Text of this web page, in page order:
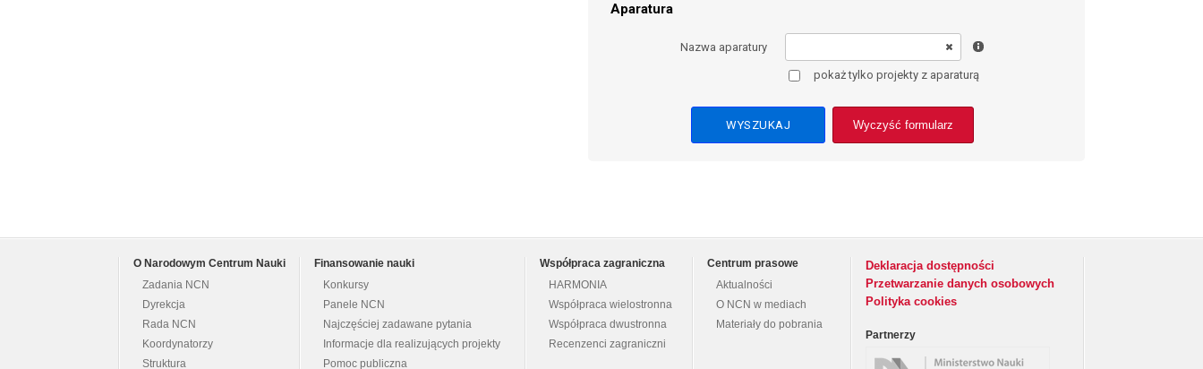
Aparatura
Nazwa aparatury
pokaż tylko projekty z aparaturą
Wyczyść formularz
O Narodowym Centrum Nauki
Zadania NCN
Dyrekcja
Rada NCN
Koordynatorzy
Struktura
Finansowanie nauki
Konkursy
Panele NCN
Najczęściej zadawane pytania
Informacje dla realizujących projekty
Pomoc publiczna
Współpraca zagraniczna
HARMONIA
Współpraca wielostronna
Współpraca dwustronna
Recenzenci zagraniczni
Centrum prasowe
Aktualności
O NCN w mediach
Materiały do pobrania
Deklaracja dostępności
Przetwarzanie danych osobowych
Polityka cookies
Partnerzy